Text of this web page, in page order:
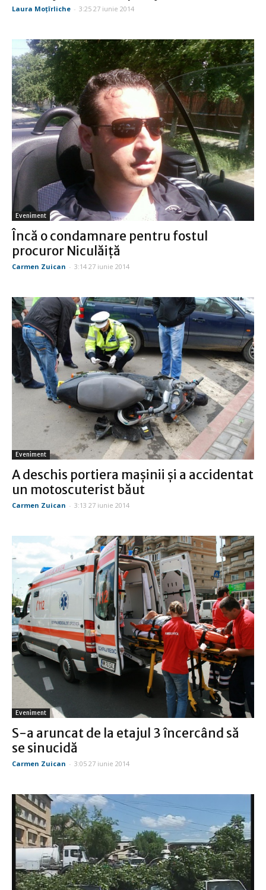
Laura Moţîrliche - 3:25 27 iunie 2014
Eveniment
Încă o condamnare pentru fostul
procuror Niculăiță
Carmen Zuican - 3:14 27 iunie 2014
Eveniment
A deschis portiera mașinii și a accidentat
un motoscuterist băut
Carmen Zuican - 3:13 27 iunie 2014
Eveniment
S-a aruncat de la etajul 3 încercând să
se sinucidă
Carmen Zuican - 3:05 27 iunie 2014